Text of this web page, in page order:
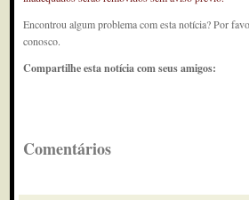
Encontrou algum problema com esta notícia? Por
conosco.
Compartilhe esta notícia com seus amigos:
Comentários